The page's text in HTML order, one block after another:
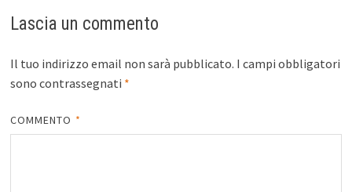
Lascia un commento
Il tuo indirizzo email non sarà pubblicato. I campi obbligatori
sono contrassegnati *
COMMENTO *